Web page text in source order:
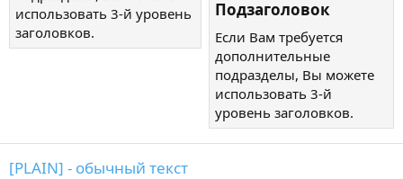
использовать 3-й уровень
заголовков.
Подзаголовок​
Если Вам требуется
дополнительные
подразделы, Вы можете
использовать 3-й
уровень заголовков.
[PLAIN] - обычный текст